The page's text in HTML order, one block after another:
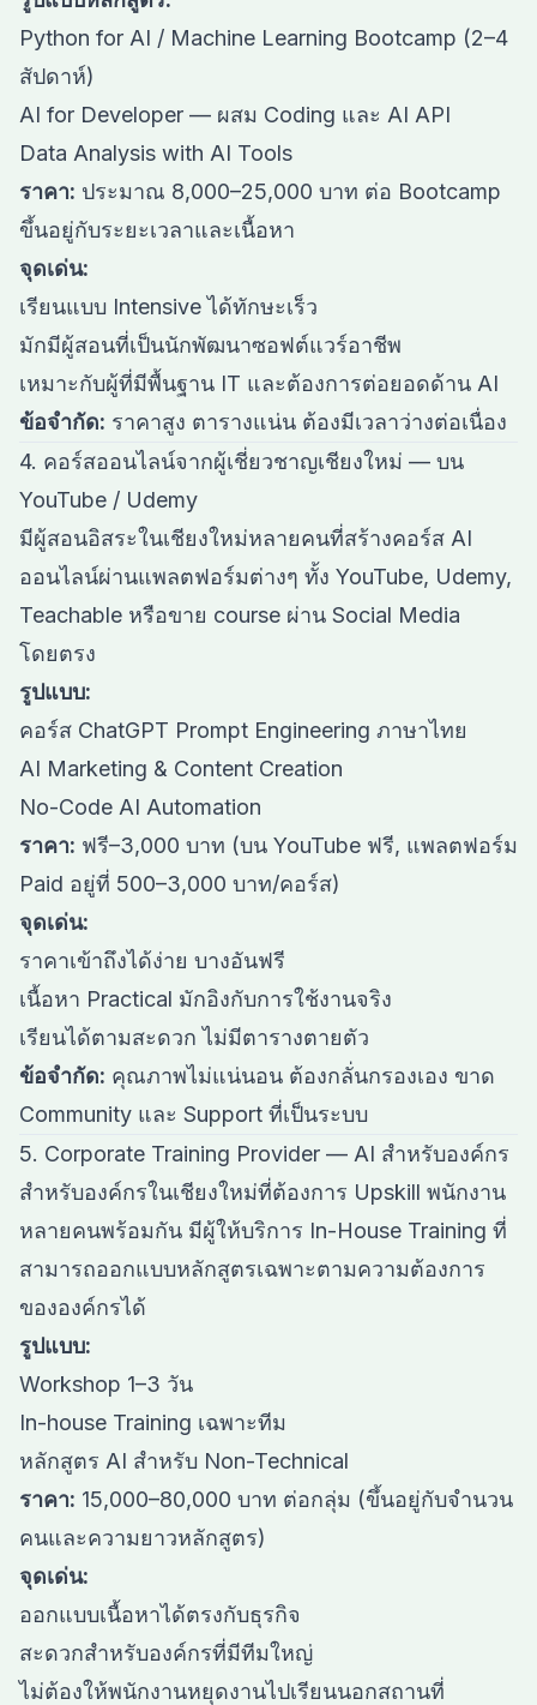
Python for AI / Machine Learning Bootcamp (2–4
สัปดาห์)
AI for Developer — ผสม Coding และ AI API
Data Analysis with AI Tools
ราคา: ประมาณ 8,000–25,000 บาท ต่อ Bootcamp
ขึ้นอยู่กับระยะเวลาและเนื้อหา
จุดเด่น:
เรียนแบบ Intensive ได้ทักษะเร็ว
มักมีผู้สอนที่เป็นนักพัฒนาซอฟต์แวร์อาชีพ
เหมาะกับผู้ที่มีพื้นฐาน IT และต้องการต่อยอดด้าน AI
ข้อจำกัด: ราคาสูง ตารางแน่น ต้องมีเวลาว่างต่อเนื่อง
4. คอร์สออนไลน์จากผู้เชี่ยวชาญเชียงใหม่ — บน
YouTube / Udemy
มีผู้สอนอิสระในเชียงใหม่หลายคนที่สร้างคอร์ส AI
ออนไลน์ผ่านแพลตฟอร์มต่างๆ ทั้ง YouTube, Udemy,
Teachable หรือขาย course ผ่าน Social Media
โดยตรง
รูปแบบ:
คอร์ส ChatGPT Prompt Engineering ภาษาไทย
AI Marketing & Content Creation
No-Code AI Automation
ราคา: ฟรี–3,000 บาท (บน YouTube ฟรี, แพลตฟอร์ม
Paid อยู่ที่ 500–3,000 บาท/คอร์ส)
จุดเด่น:
ราคาเข้าถึงได้ง่าย บางอันฟรี
เนื้อหา Practical มักอิงกับการใช้งานจริง
เรียนได้ตามสะดวก ไม่มีตารางตายตัว
ข้อจำกัด: คุณภาพไม่แน่นอน ต้องกลั่นกรองเอง ขาด
Community และ Support ที่เป็นระบบ
5. Corporate Training Provider — AI สำหรับองค์กร
สำหรับองค์กรในเชียงใหม่ที่ต้องการ Upskill พนักงาน
หลายคนพร้อมกัน มีผู้ให้บริการ In-House Training ที่
สามารถออกแบบหลักสูตรเฉพาะตามความต้องการ
ขององค์กรได้
รูปแบบ:
Workshop 1–3 วัน
In-house Training เฉพาะทีม
หลักสูตร AI สำหรับ Non-Technical
ราคา: 15,000–80,000 บาท ต่อกลุ่ม (ขึ้นอยู่กับจำนวน
คนและความยาวหลักสูตร)
จุดเด่น:
ออกแบบเนื้อหาได้ตรงกับธุรกิจ
สะดวกสำหรับองค์กรที่มีทีมใหญ่
ไม่ต้องให้พนักงานหยุดงานไปเรียนนอกสถานที่